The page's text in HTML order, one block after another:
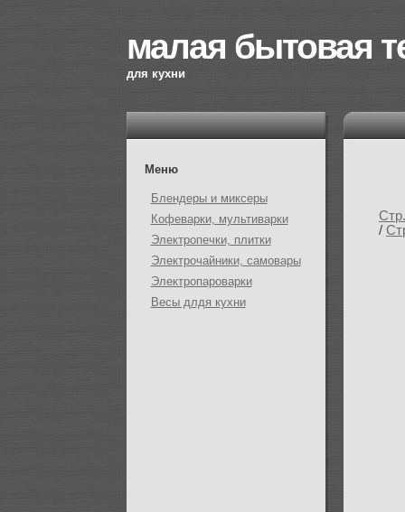
малая бытовая
для кухни
/
Меню
Блендеры и миксеры
Кофеварки, мультиварки
Электропечки, плитки
Электрочайники, самовары
Электропароварки
Весы длдя кухни